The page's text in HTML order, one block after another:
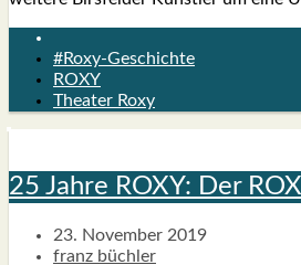
#Roxy-Geschichte
ROXY
Theater Roxy
25 Jah­re ROXY: Der
23. November 2019
franz büchler